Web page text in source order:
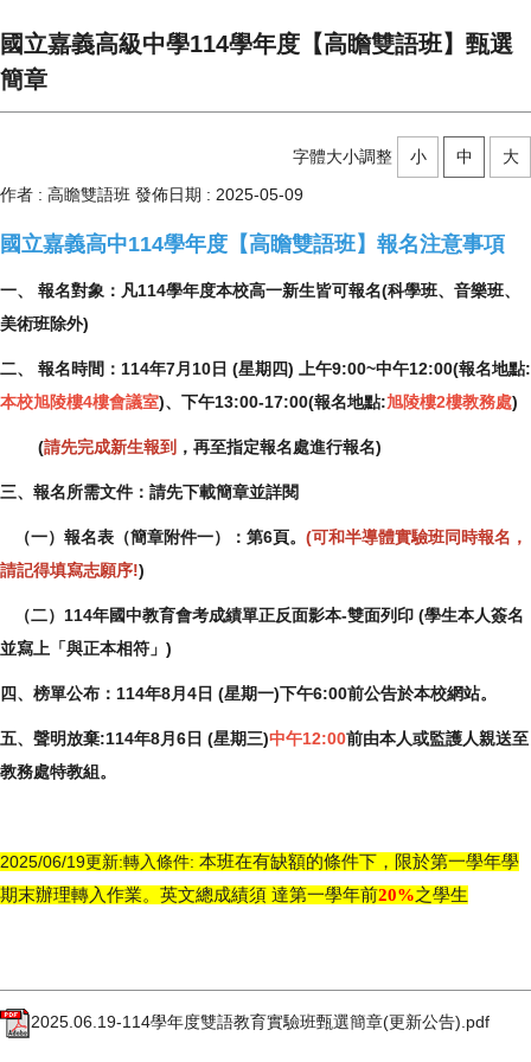
國立嘉義高級中學114學年度【高瞻雙語班】甄選
簡章
字體大小調整 小 中
大
作者 : 高瞻雙語班 發佈日期 : 2025-05-09
國立嘉義高中114學年度【高瞻雙語班】報名注意事項
一、 報名對象：凡114學年度本校高一新生皆可報名(科學班、音樂班、
美術班除外)
二、 報名時間：114年7月10日 (星期四) 上午9:00~中午12:00(報名地點:
本校旭陵樓4樓會議室)、下午13:00-17:00(報名地點:旭陵樓2樓教務處)
(請先完成新生報到 ，再至指定報名處進行報名)
三、報名所需文件：請先下載簡章並詳閱
（一）報名表（簡章附件一）：第6頁。 (可和半導體實驗班同時報名，
請記得填寫志願序!)
（二）114年國中教育會考成績單正反面影本-雙面列 印 (學生本人簽名
並寫上「與正本相符」)
四、榜單公布：114年8月4日 (星期一)下午6:00前公告於本校網站。
五、聲明放棄:114年8月6日 (星期三)中午12:00前由本人或監護人親送至
教務處特教組。
2025/06/19更新:轉入條件: 本班在有缺額的條件下，限於第一學年學
期末辦理轉入作業。英文總成績須 達第一學年前20%之學生
2025.06.19-114學年度雙語教育實驗班甄選簡章(更新公告).pdf